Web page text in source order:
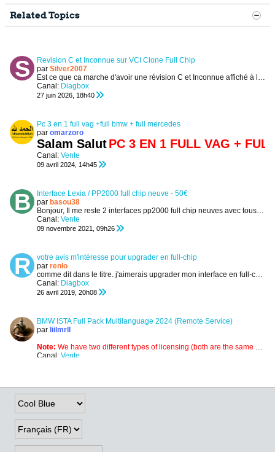
Related Topics
Revision C et Inconnue sur VCI Clone Full Chip
par Silver2007
Est ce que ca marche d'avoir une révision C et Inconnue affiché à la palce d'Evolution ou Peugeot ?
Canal: Diagbox
27 juin 2026, 18h40
Pc 3 en 1 full vag +full bmw + full mercedes
par omarzoro
Salam SalutPC 3 EN 1 FULL VAG +
Canal: Vente
09 avril 2024, 14h45
Interface Lexia / PP2000 full chip neuve - 50€
par basou38
Bonjour,
Il me reste 2 interfaces pp2000 full chip neuves avec tous les câbles.
Canal: Vente
09 novembre 2021, 09h26
votre avis m'intéresse pour upgrader en full-chip
par renlo
comme dit dans le titre. j'aimerais upgrader mon interface en full-chip.
Canal: Diagbox
26 avril 2019, 20h08
BMW ISTA Full Pack Multilanguage 2024 (Remote Service)
par liilmrll
Note: We have two different types of licensing (both are the same about the contents)
Canal: Vente